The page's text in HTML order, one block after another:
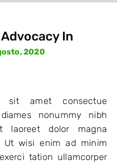
In
2020
sit amet consectue
nonummy nibh
laoreet dolor magna
Ut wisi enim ad minim
tation ullamcorper